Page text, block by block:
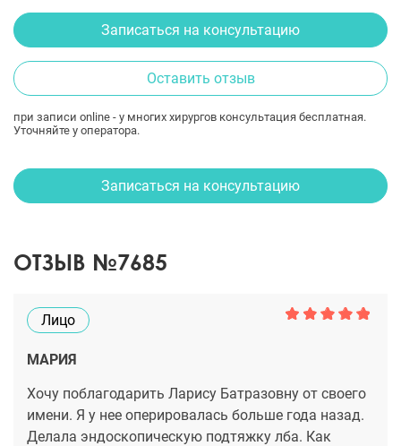
Записаться на консультацию
Оставить отзыв
при записи online - у многих хирургов консультация бесплатная.
Уточняйте у оператора.
Записаться на консультацию
ОТЗЫВ №7685
Лицо
МАРИЯ
Хочу поблагодарить Ларису Батразовну от своего
имени. Я у нее оперировалась больше года назад.
Делала эндоскопическую подтяжку лба. Как